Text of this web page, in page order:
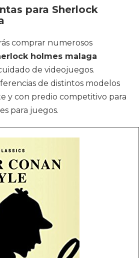
para Sherlock
comprar numerosos
holmes malaga
de videojuegos.
de distintos modelos
y con predio competitivo para
para juegos.